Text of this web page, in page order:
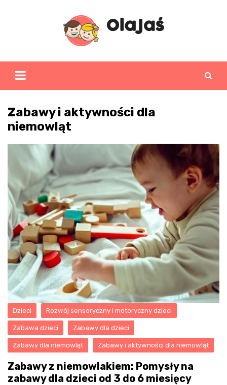
Zabawy i aktywności dla
niemowląt
Dzieci Rozwój sensoryczny i motoryczny dzieci
Zabawa dzieci Zabawy dla dzieci
Zabawy dla niemowląt Zabawy i aktywności dla niemowląt
Zabawy z niemowlakiem: Pomysły na
zabawy dla dzieci od 3 do 6 miesięcy